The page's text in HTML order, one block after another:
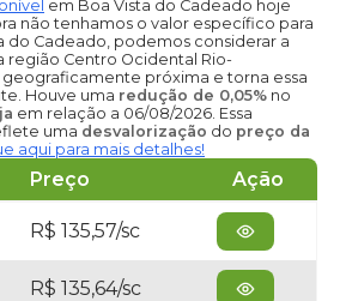
em Boa Vista do Cadeado hoje
não tenhamos o valor específico para
do Cadeado, podemos considerar a
região Centro Ocidental Rio-
geograficamente próxima e torna essa
Houve uma redução de 0,05% no
em relação a 06/08/2026. Essa
uma desvalorização do preço da
aqui para mais detalhes!
Preço Ação
R$ 135,57/sc
R$ 135,64/sc